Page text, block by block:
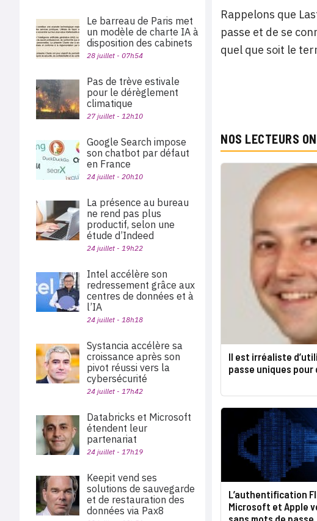
Rappelons que
passe et de se
quel que soit le
NOS LECTEURS
Il est irréaliste
passe uniques pour
L’authentification
Microsoft et Apple
sans mots de passe
Le barreau de Paris met
un modèle de charte IA à
disposition des cabinets
28 juillet - 07h54
Pas de trève estivale
pour le dérèglement
climatique
27 juillet - 12h10
Google Search impose
son chatbot par défaut
en France
24 juillet - 20h10
La présence au bureau
ne rend pas plus
productif, selon une
étude d’Indeed
24 juillet - 19h22
Intel accélère son
redressement grâce aux
centres de données et à
l’IA
24 juillet - 18h18
Systancia accélère sa
croissance après son
pivot réussi vers la
cybersécurité
24 juillet - 17h42
Databricks et Microsoft
étendent leur
partenariat
24 juillet - 17h19
Keepit vend ses
solutions de sauvegarde
et de restauration des
données via Pax8